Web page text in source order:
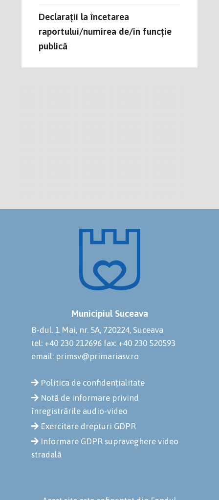
Declarații la încetarea
raportului/numirea de/în funcție
publică
Municipiul Suceava
B-dul. 1 Mai, nr. 5A, 720224, Suceava
tel: +40 230 212696 fax: +40 230 520593
email: primsv@primariasv.ro
Politica de confidențialitate
Notă de informare privind
înregistrările audio-video
Exercitare drepturi GDPR
Informare GDPR supraveghere video
stradală